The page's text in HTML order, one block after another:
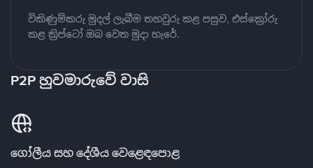
විකිණුම්කරු මුදල් ලැබීම තහවුරු කළ පසුව, එස්ක්‍රෝරු
කළ ක්‍රිප්ටෝ ඔබ වෙත මුදා හැරේ.
P2P හුවමාරුවේ වාසි
ගෝලීය සහ දේශීය වෙළෙඳපොළ